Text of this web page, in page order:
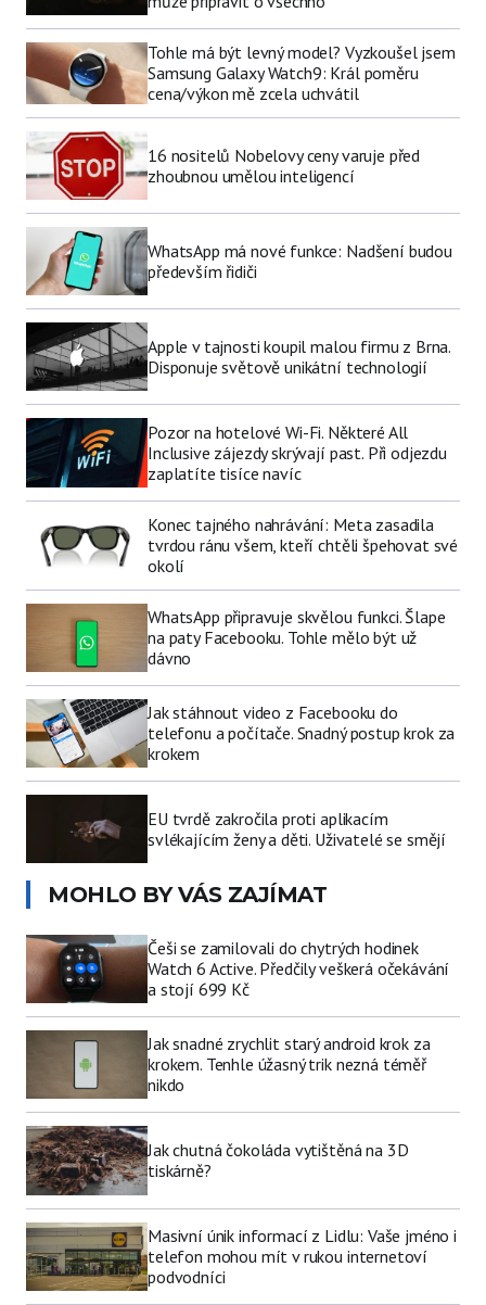
Tohle má být levný model? Vyzkoušel jsem
Samsung Galaxy Watch9: Král poměru
cena/výkon mě zcela uchvátil
16 nositelů Nobelovy ceny varuje před
zhoubnou umělou inteligencí
WhatsApp má nové funkce: Nadšení budou
především řidiči
Apple v tajnosti koupil malou firmu z Brna.
Disponuje světově unikátní technologií
Pozor na hotelové Wi-Fi. Některé All
Inclusive zájezdy skrývají past. Při odjezdu
zaplatíte tisíce navíc
Konec tajného nahrávání: Meta zasadila
tvrdou ránu všem, kteří chtěli špehovat své
okolí
WhatsApp připravuje skvělou funkci. Šlape
na paty Facebooku. Tohle mělo být už
dávno
Jak stáhnout video z Facebooku do
telefonu a počítače. Snadný postup krok za
krokem
EU tvrdě zakročila proti aplikacím
svlékajícím ženy a děti. Uživatelé se smějí
MOHLO BY VÁS ZAJÍMAT
Češi se zamilovali do chytrých hodinek
Watch 6 Active. Předčily veškerá očekávání
a stojí 699 Kč
Jak snadné zrychlit starý android krok za
krokem. Tenhle úžasný trik nezná téměř
nikdo
Jak chutná čokoláda vytištěná na 3D
tiskárně?
Masivní únik informací z Lidlu: Vaše jméno i
telefon mohou mít v rukou internetoví
podvodníci